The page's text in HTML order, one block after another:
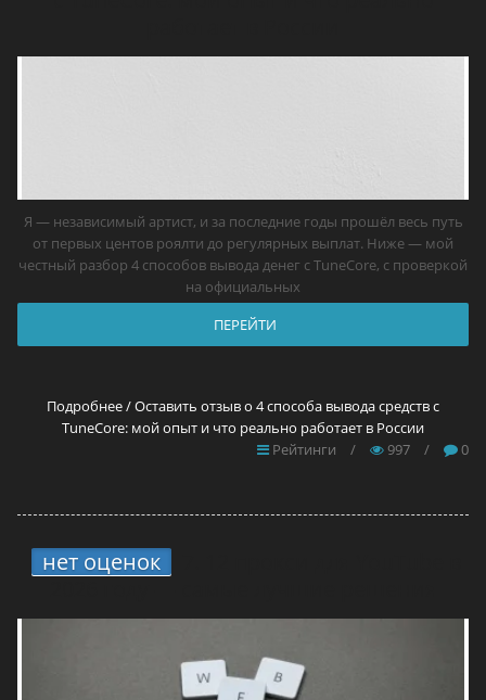
Я — независимый артист, и за последние годы прошёл весь путь
от первых центов роялти до регулярных выплат. Ниже — мой
честный разбор 4 способов вывода денег с TuneCore, с проверкой
на официальных
ПЕРЕЙТИ
Подробнее / Оставить отзыв о 4 способа вывода средств с
TuneCore: мой опыт и что реально работает в России
Рейтинги
/ 997 / 0
нет оценок